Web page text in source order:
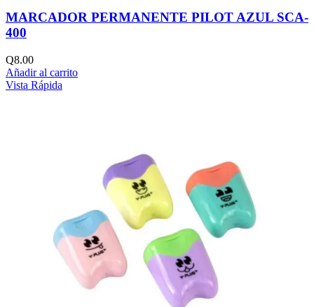
MARCADOR PERMANENTE PILOT AZUL SCA-
400
Q8.00
Añadir al carrito
Vista Rápida